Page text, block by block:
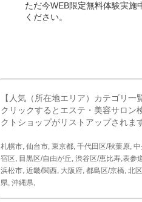
ただ今WEB限定無料体験実施
ください。
【人気（所在地エリア）カテゴリ一
クリックするとエステ・美容サロン
クトショップがリストアップされま
札幌市, 仙台市, 東京都, 千代田区/秋葉原,
宿区, 目黒区/自由が丘, 渋谷区/恵比寿,表参
浜松市, 近畿/関西, 大阪府, 都島区/京橋, 北
県, 沖縄県,